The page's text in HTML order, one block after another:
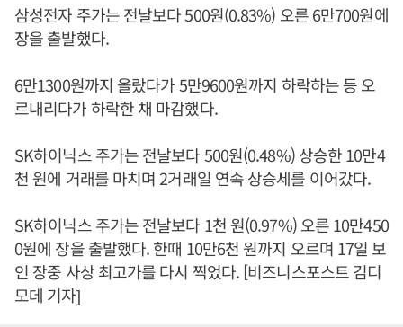
삼성전자 주가는 전날보다 500원(0.83%) 오른 6만700원에
장을 출발했다.
6만1300원까지 올랐다가 5만9600원까지 하락하는 등 오
르내리다가 하락한 채 마감했다.
SK하이닉스 주가는 전날보다 500원(0.48%) 상승한 10만4
천 원에 거래를 마치며 2거래일 연속 상승세를 이어갔다.
SK하이닉스 주가는 전날보다 1천 원(0.97%) 오른 10만450
0원에 장을 출발했다. 한때 10만6천 원까지 오르며 17일 보
인 장중 사상 최고가를 다시 찍었다. [비즈니스포스트 김디
모데 기자]